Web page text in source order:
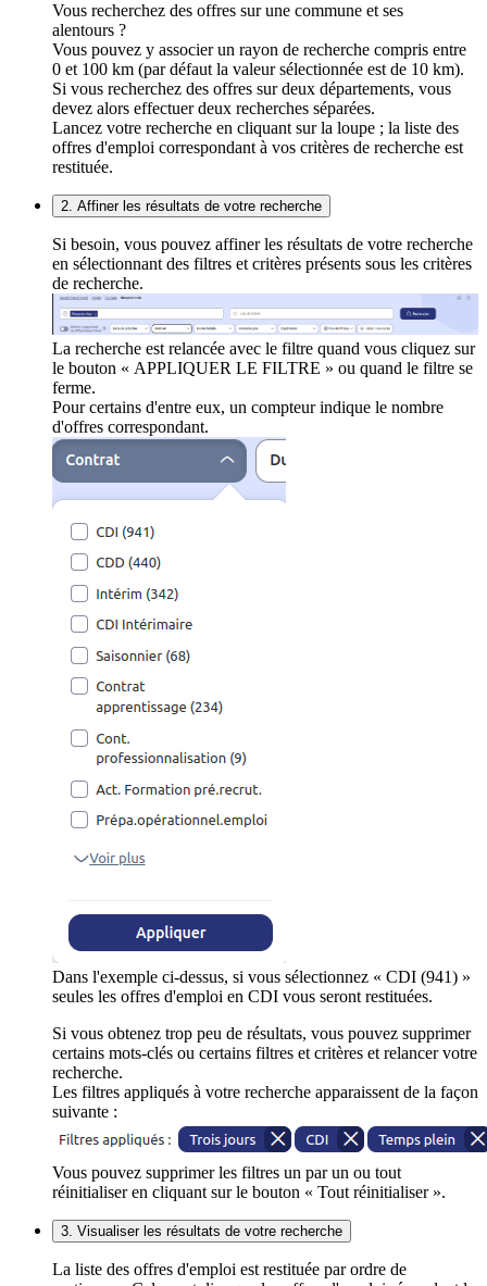
Vous recherchez des offres sur une commune et ses
alentours ?
Vous pouvez y associer un rayon de recherche compris entre
0 et 100 km (par défaut la valeur sélectionnée est de 10 km).
Si vous recherchez des offres sur deux départements, vous
devez alors effectuer deux recherches séparées.
Lancez votre recherche en cliquant sur la loupe ; la liste des
offres d'emploi correspondant à vos critères de recherche est
restituée.
2. Affiner les résultats de votre recherche
Si besoin, vous pouvez affiner les résultats de votre recherche
en sélectionnant des filtres et critères présents sous les critères
de recherche.
La recherche est relancée avec le filtre quand vous cliquez sur
le bouton « APPLIQUER LE FILTRE » ou quand le filtre se
ferme.
Pour certains d'entre eux, un compteur indique le nombre
d'offres correspondant.
Dans l'exemple ci-dessus, si vous sélectionnez « CDI (941) »
seules les offres d'emploi en CDI vous seront restituées.
Si vous obtenez trop peu de résultats, vous pouvez supprimer
certains mots-clés ou certains filtres et critères et relancer votre
recherche.
Les filtres appliqués à votre recherche apparaissent de la façon
suivante :
Vous pouvez supprimer les filtres un par un ou tout
réinitialiser en cliquant sur le bouton « Tout réinitialiser ».
3. Visualiser les résultats de votre recherche
La liste des offres d'emploi est restituée par ordre de